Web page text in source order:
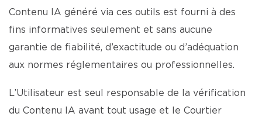
Contenu IA généré via ces outils est fourni à des
fins informatives seulement et sans aucune
garantie de fiabilité, d’exactitude ou d’adéquation
aux normes réglementaires ou professionnelles.
L’Utilisateur est seul responsable de la vérification
du Contenu IA avant tout usage et le Courtier